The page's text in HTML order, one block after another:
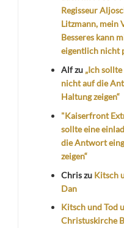
Regisseur
Litzmann, mein
Besseres kann
eigentlich nicht
Alfzu „Ich
nicht auf die
Haltung zeigen“
"Kaiserfront
sollte eine
die Antwort
zeigen“
Chriszu Kitsch
Dan
Kitsch und Tod
Christuskirche